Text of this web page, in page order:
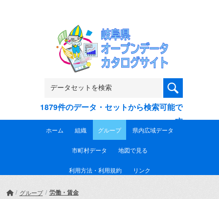
1879件のデータ・セットから検索可能で
す
ホーム 組織 グループ 県内広域データ
市町村データ 地図で見る
利用方法・利用規約 リンク
グループ 労働・賃金